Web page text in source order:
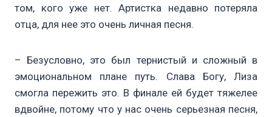
том, кого уже нет. Артистка недавно потеряла
отца, для нее это очень личная песня.
– Безусловно, это был тернистый и сложный в
эмоциональном плане путь. Слава Богу, Лиза
смогла пережить это. В финале ей будет тяжелее
вдвойне, потому что у нас очень серьезная песня,